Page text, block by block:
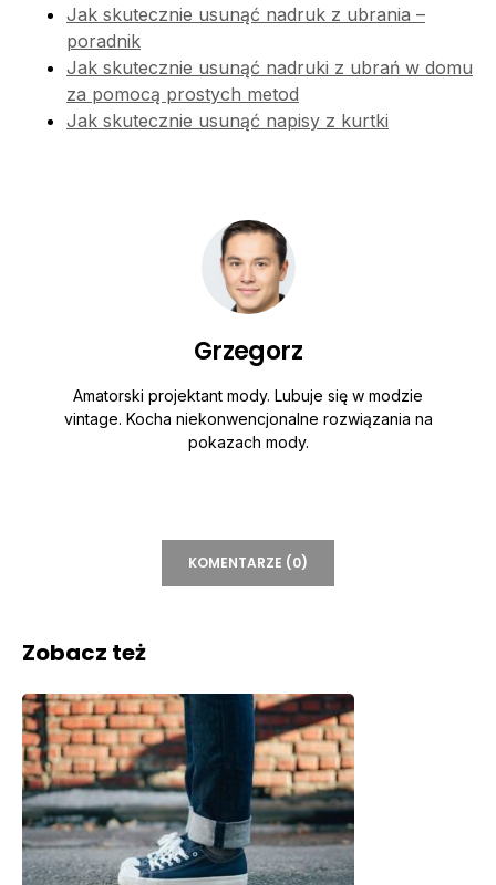
Jak skutecznie usunąć nadruk z ubrania –
poradnik
Jak skutecznie usunąć nadruki z ubrań w domu
za pomocą prostych metod
Jak skutecznie usunąć napisy z kurtki
Grzegorz
Amatorski projektant mody. Lubuje się w modzie
vintage. Kocha niekonwencjonalne rozwiązania na
pokazach mody.
KOMENTARZE (0)
Zobacz też